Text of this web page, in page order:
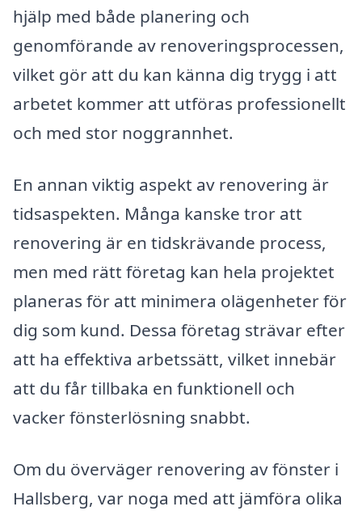
hjälp med både planering och
genomförande av renoveringsprocessen,
vilket gör att du kan känna dig trygg i att
arbetet kommer att utföras professionellt
och med stor noggrannhet.
En annan viktig aspekt av renovering är
tidsaspekten. Många kanske tror att
renovering är en tidskrävande process,
men med rätt företag kan hela projektet
planeras för att minimera olägenheter för
dig som kund. Dessa företag strävar efter
att ha effektiva arbetssätt, vilket innebär
att du får tillbaka en funktionell och
vacker fönsterlösning snabbt.
Om du överväger renovering av fönster i
Hallsberg, var noga med att jämföra olika